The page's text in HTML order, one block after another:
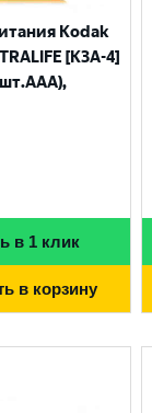
Kodak
[K3A-4]
в 1 клик
в корзину